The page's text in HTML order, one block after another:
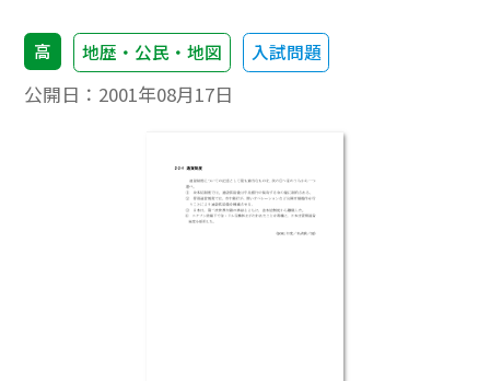
高 地歴・公民・地図 入試問題
公開日： 2001年08月17日